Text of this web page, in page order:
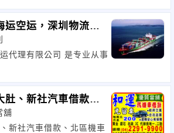
运空运，深圳物流，
代理有限公司 是专业从事
肚、新社汽車借款、
舖
新社汽車借款、北區機車